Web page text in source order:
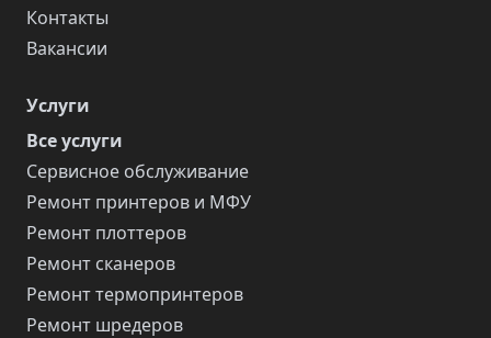
Контакты
Вакансии
Услуги
Все услуги
Сервисное обслуживание
Ремонт принтеров и МФУ
Ремонт плоттеров
Ремонт сканеров
Ремонт термопринтеров
Ремонт шредеров